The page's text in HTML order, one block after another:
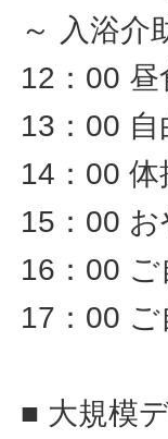
～ 入浴介
12：00 昼
13：00 自
14：00 体
15：00 お
16：00
17：00
■ 大規模